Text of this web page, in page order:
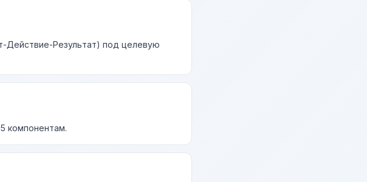
Действие-Результат) под целевую
компонентам.